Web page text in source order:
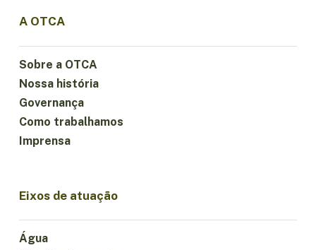
A OTCA
Sobre a OTCA
Nossa história
Governança
Como trabalhamos
Imprensa
Eixos de atuação
Água